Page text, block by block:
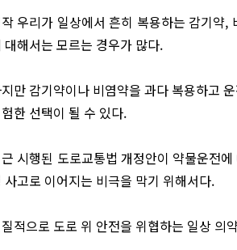
우리가 일상에서 흔히 복용하는 감기약
대해서는 모르는 경우가 많다.
만 감기약이나 비염약을 과다 복용하고
한 선택이 될 수 있다.
시행된 도로교통법 개정안이 약물운전
사고로 이어지는 비극을 막기 위해서다.
적으로 도로 위 안전을 위협하는 일상 의